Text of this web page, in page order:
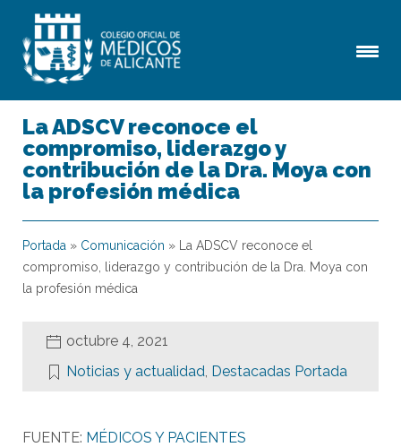
La ADSCV reconoce el
compromiso, liderazgo y
contribución de la Dra. Moya con
la profesión médica
Portada » Comunicación »
La ADSCV reconoce el
compromiso, liderazgo y contribución de la Dra. Moya con
la profesión médica
octubre 4, 2021
Noticias y actualidad, Destacadas Portada
FUENTE: MÉDICOS Y PACIENTES